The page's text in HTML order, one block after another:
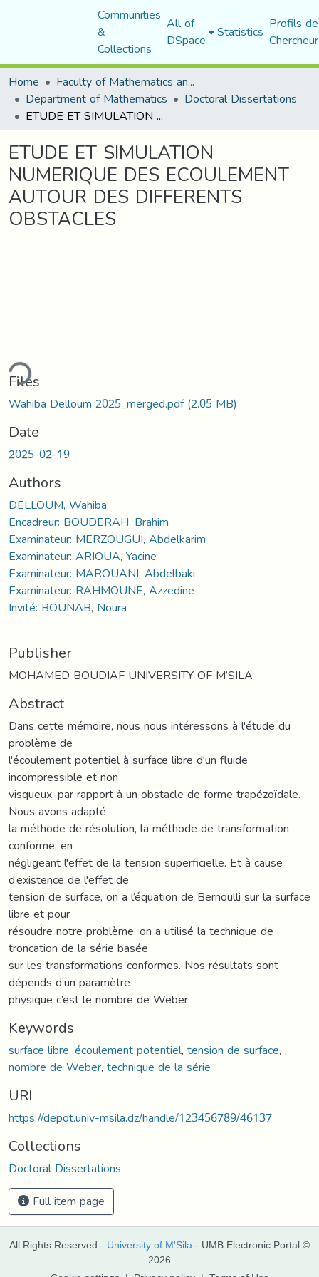
Communities
&
Collections
All of
DSpace Statistics Profils
Home
Faculty of Mathematics and Computer Science
Department of Mathematics Doctoral Dissertations
ETUDE ET SIMULATION NUMERIQUE DES ECOULEMENT AUTOUR DES DIFFERENTS OBSTACLES
ETUDE ET SIMULATION
NUMERIQUE DES ECOULEMENT
AUTOUR DES DIFFERENTS
OBSTACLES
Files
Wahiba Delloum 2025_merged.pdf(2.05 MB)
Date
2025-02-19
Authors
DELLOUM, Wahiba
Encadreur: BOUDERAH, Brahim
Examinateur: MERZOUGUI, Abdelkarim
Examinateur: ARIOUA, Yacine
Examinateur: MAROUANI, Abdelbaki
Examinateur: RAHMOUNE, Azzedine
Invité: BOUNAB, Noura
Publisher
MOHAMED BOUDIAF UNIVERSITY OF M’SILA
Abstract
Dans cette mémoire, nous nous intéressons à l'étude du
problème de
l'écoulement potentiel à surface libre d'un fluide
incompressible et non
visqueux, par rapport à un obstacle de forme trapézoïdale.
Nous avons adapté
la méthode de résolution, la méthode de transformation
conforme, en
négligeant l'effet de la tension superficielle. Et à cause
d’existence de l'effet de
tension de surface, on a l’équation de Bernoulli sur la surface
libre et pour
résoudre notre problème, on a utilisé la technique de
troncation de la série basée
sur les transformations conformes. Nos résultats sont
dépends d’un paramètre
physique c’est le nombre de Weber.
Keywords
surface libre,écoulement potentiel,tension de surface,
nombre de Weber,technique de la série
URI
https://depot.univ-msila.dz/handle/123456789/46137
Collections
Doctoral Dissertations
Full item page
All Rights Reserved - University of M'Sila - UMB Electronic Portal ©
2026